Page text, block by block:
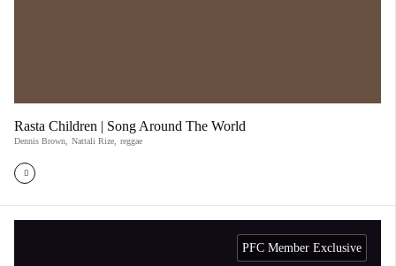
Rasta Children | Song Around The World
Dennis Brown Nattali Rize reggae
PFC Member Exclusive